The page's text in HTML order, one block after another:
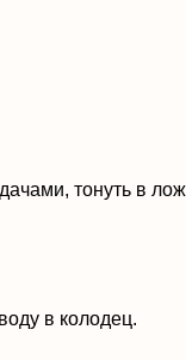
тонуть в
в колодец.